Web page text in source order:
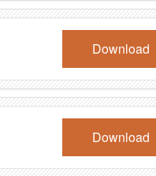
Download
Download